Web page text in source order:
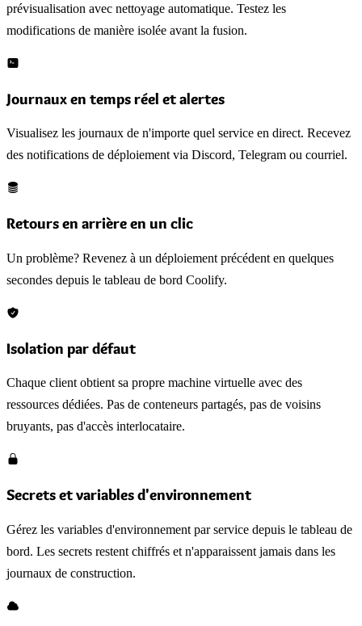
prévisualisation avec nettoyage automatique. Testez les
modifications de manière isolée avant la fusion.
Journaux en temps réel et alertes
Visualisez les journaux de n'importe quel service en direct. Recevez
des notifications de déploiement via Discord, Telegram ou courriel.
Retours en arrière en un clic
Un problème? Revenez à un déploiement précédent en quelques
secondes depuis le tableau de bord Coolify.
Isolation par défaut
Chaque client obtient sa propre machine virtuelle avec des
ressources dédiées. Pas de conteneurs partagés, pas de voisins
bruyants, pas d'accès interlocataire.
Secrets et variables d'environnement
Gérez les variables d'environnement par service depuis le tableau de
bord. Les secrets restent chiffrés et n'apparaissent jamais dans les
journaux de construction.